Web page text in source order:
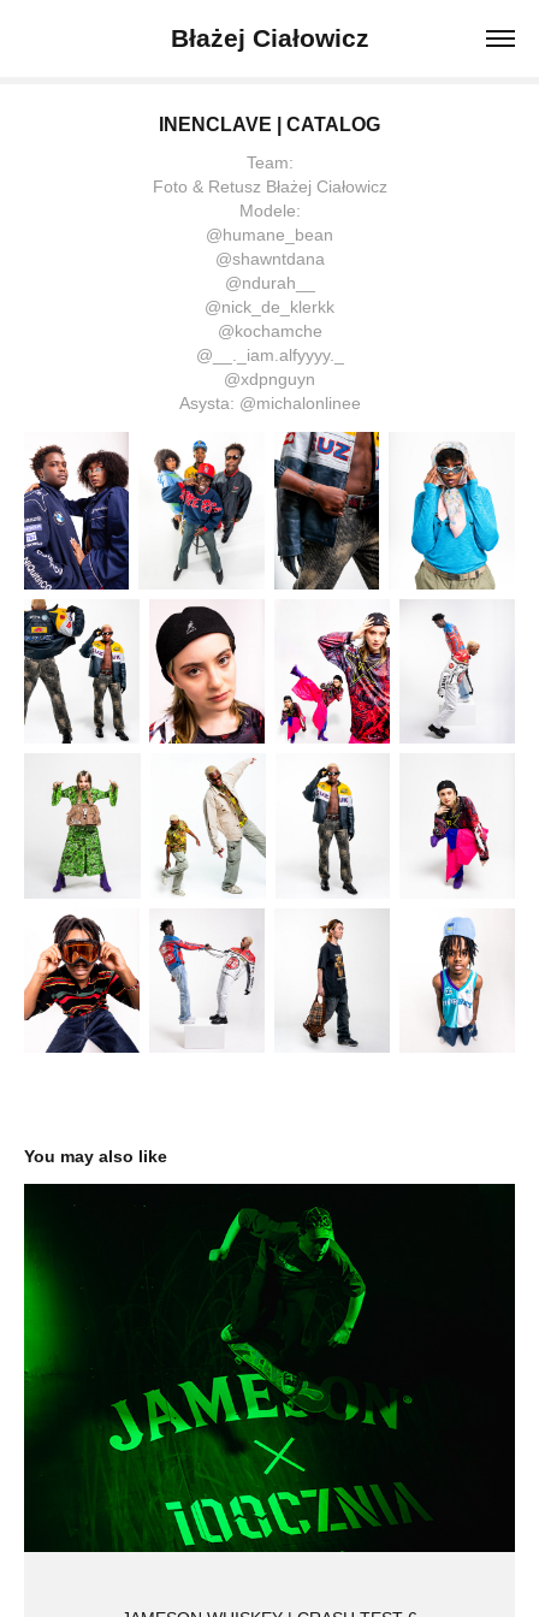
Błażej Ciałowicz
INENCLAVE | CATALOG
Team:
Foto & Retusz Błażej Ciałowicz
Modele:
@humane_bean
@shawntdana
@ndurah__
@nick_de_klerkk
@kochamche
@__._iam.alfyyyy._
@xdpnguyn
Asysta: @michalonlinee
You may also like